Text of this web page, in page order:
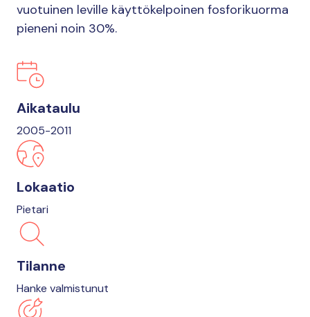
vuotuinen leville käyttökelpoinen fosforikuorma
pieneni noin 30%.
Aikataulu
2005-2011
Lokaatio
Pietari
Tilanne
Hanke valmistunut